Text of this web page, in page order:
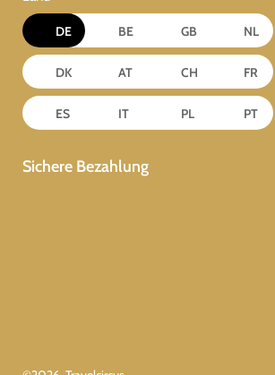
DE BE GB NL
DK AT CH FR
ES IT PL PT
Sichere Bezahlung